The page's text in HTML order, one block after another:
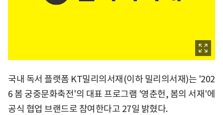
국내 독서 플랫폼 KT밀리의서재(이하 밀리의서재)는 '202
6 봄 궁중문화축전'의 대표 프로그램 '영춘헌, 봄의 서재'에
공식 협업 브랜드로 참여한다고 27일 밝혔다.